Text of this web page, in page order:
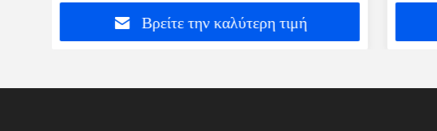
Βρείτε την καλύτερη τιμή